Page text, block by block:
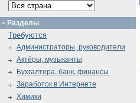
Разделы
Требуются
Администраторы, руководители
Актёры, музыканты
Бухгалтера, банк, финансы
Заработок в Интернете
Химики